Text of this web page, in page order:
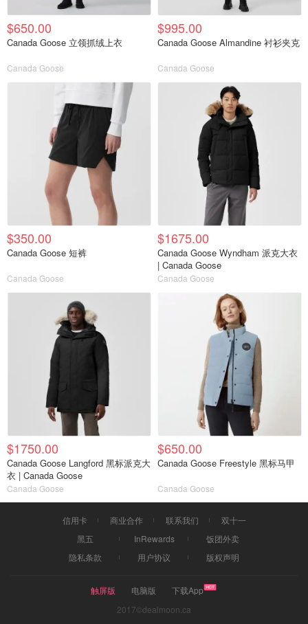
$650.00
Canada Goose 立领抓绒上衣
Canada Goose
$995.00
Canada Goose Almandine 衬衫夹克
Canada Goose
$350.00
Canada Goose 短裤
Canada Goose
$1675.00
Canada Goose Wyndham 派克大衣
| Canada Goose
Canada Goose
$1750.00
Canada Goose Langford 黑标派克大
衣 | Canada Goose
Canada Goose
$650.00
Canada Goose Freestyle 黑标马甲
Canada Goose
信用卡 商业合作 联系我们
双十一
黑五
InRewards
饭团外卖
隐私条款
用户协议 版权声明
触屏版 电脑版
下载App
2017©dealmoon.ca